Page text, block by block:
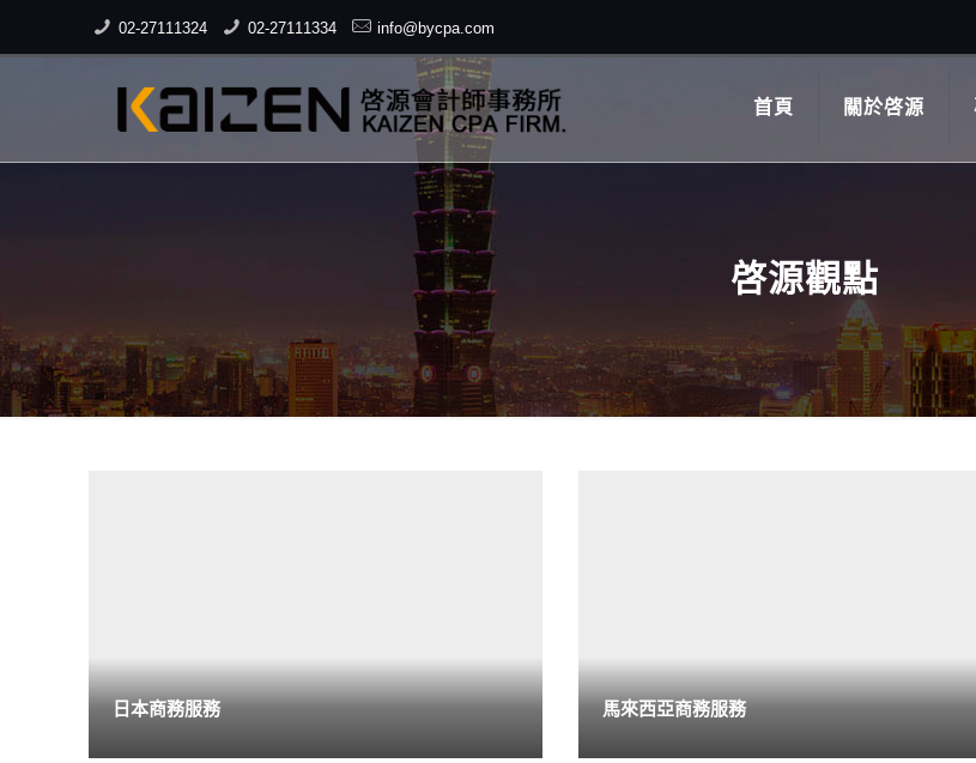
02-27111324 02-27111334 info@bycpa.com
首頁 關於啓源
啓源觀點
日本商務服務 馬來西亞商務服務